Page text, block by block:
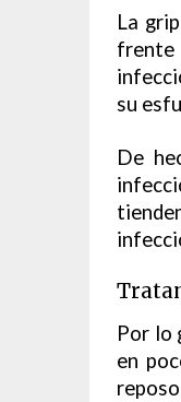
La
frente
su
De
Por lo
en